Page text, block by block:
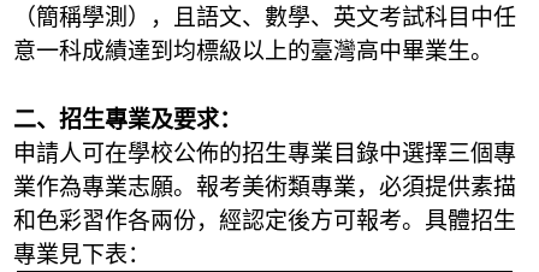
（簡稱學測），且語文、數學、英文考試科目中任
意一科成績達到均標級以上的臺灣高中畢業生。
二、招生專業及要求：
申請人可在學校公佈的招生專業目錄中選擇三個專
業作為專業志願。報考美術類專業，必須提供素描
和色彩習作各兩份，經認定後方可報考。具體招生
專業見下表：